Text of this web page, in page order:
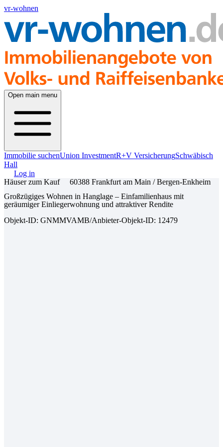
vr-wohnen
Open main menu
Immobilie suchenUnion InvestmentR+V VersicherungSchwäbisch
Hall
Log in
Häuser zum Kauf
60388 Frankfurt am Main / Bergen-Enkheim
Großzügiges Wohnen in Hanglage – Einfamilienhaus mit
geräumiger Einliegerwohnung und attraktiver Rendite
Objekt-ID: GNMMVAMB/Anbieter-Objekt-ID: 12479